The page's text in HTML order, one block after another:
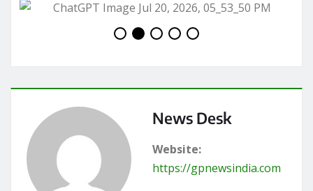
News Desk
Website:
https://gpnewsindia.com